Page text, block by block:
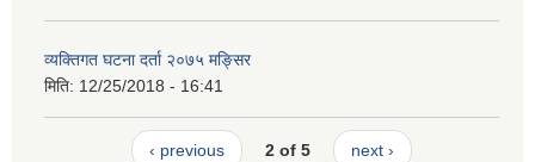
व्यक्तिगत घटना दर्ता २०७५ मङ्सिर
मिति: 12/25/2018 - 16:41
‹ previous 2 of 5 next ›